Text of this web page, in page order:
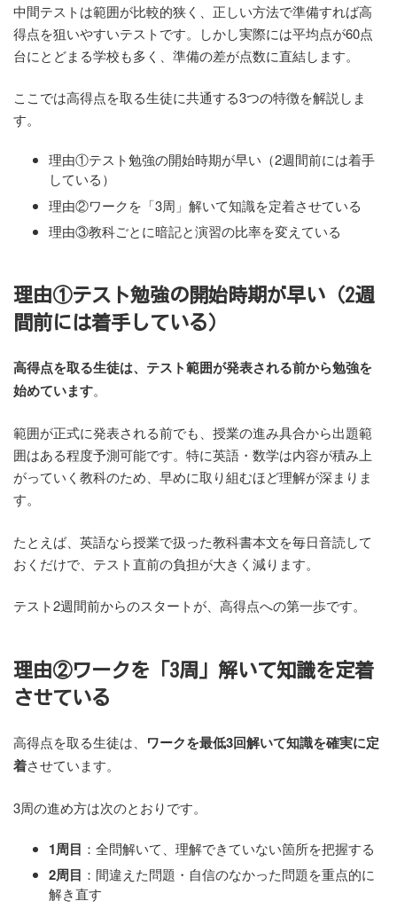
中間テストは範囲が比較的狭く、正しい方法で準備すれば高
得点を狙いやすいテストです。しかし実際には平均点が60点
台にとどまる学校も多く、準備の差が点数に直結します。
ここでは高得点を取る生徒に共通する3つの特徴を解説しま
す。
理由①テスト勉強の開始時期が早い（2週間前には着手
している）
理由②ワークを「3周」解いて知識を定着させている
理由③教科ごとに暗記と演習の比率を変えている
理由①テスト勉強の開始時期が早い（2週
間前には着手している）
高得点を取る生徒は、テスト範囲が発表される前から勉強を
始めています。
範囲が正式に発表される前でも、授業の進み具合から出題範
囲はある程度予測可能です。特に英語・数学は内容が積み上
がっていく教科のため、早めに取り組むほど理解が深まりま
す。
たとえば、英語なら授業で扱った教科書本文を毎日音読して
おくだけで、テスト直前の負担が大きく減ります。
テスト2週間前からのスタートが、高得点への第一歩です。
理由②ワークを「3周」解いて知識を定着
させている
高得点を取る生徒は、 ワークを最低3回解いて知識を確実に定
着させています。
3周の進め方は次のとおりです。
1周目 ：全問解いて、理解できていない箇所を把握する
2周目 ：間違えた問題・自信のなかった問題を重点的に
解き直す